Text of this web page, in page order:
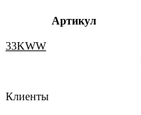
Артикул
33KWW
Клиенты